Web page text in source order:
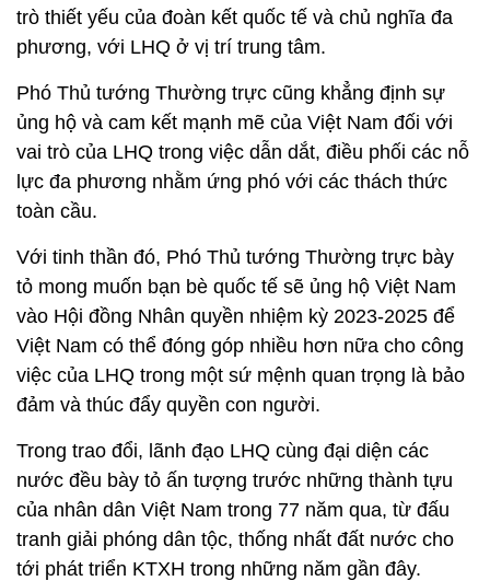
trò thiết yếu của đoàn kết quốc tế và chủ nghĩa đa
phương, với LHQ ở vị trí trung tâm.
Phó Thủ tướng Thường trực cũng khẳng định sự
ủng hộ và cam kết mạnh mẽ của Việt Nam đối với
vai trò của LHQ trong việc dẫn dắt, điều phối các nỗ
lực đa phương nhằm ứng phó với các thách thức
toàn cầu.
Với tinh thần đó, Phó Thủ tướng Thường trực bày
tỏ mong muốn bạn bè quốc tế sẽ ủng hộ Việt Nam
vào Hội đồng Nhân quyền nhiệm kỳ 2023-2025 để
Việt Nam có thể đóng góp nhiều hơn nữa cho công
việc của LHQ trong một sứ mệnh quan trọng là bảo
đảm và thúc đẩy quyền con người.
Trong trao đổi, lãnh đạo LHQ cùng đại diện các
nước đều bày tỏ ấn tượng trước những thành tựu
của nhân dân Việt Nam trong 77 năm qua, từ đấu
tranh giải phóng dân tộc, thống nhất đất nước cho
tới phát triển KTXH trong những năm gần đây.